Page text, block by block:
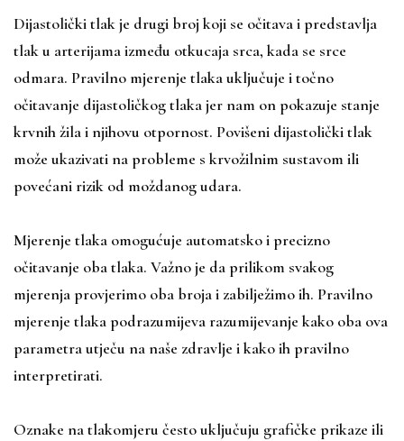
Dijastolički tlak je drugi broj koji se očitava i predstavlja
tlak u arterijama između otkucaja srca, kada se srce
odmara. Pravilno mjerenje tlaka uključuje i točno
očitavanje dijastoličkog tlaka jer nam on pokazuje stanje
krvnih žila i njihovu otpornost. Povišeni dijastolički tlak
može ukazivati na probleme s krvožilnim sustavom ili
povećani rizik od moždanog udara.
Mjerenje tlaka omogućuje automatsko i precizno
očitavanje oba tlaka. Važno je da prilikom svakog
mjerenja provjerimo oba broja i zabilježimo ih. Pravilno
mjerenje tlaka podrazumijeva razumijevanje kako oba ova
parametra utječu na naše zdravlje i kako ih pravilno
interpretirati.
Oznake na tlakomjeru često uključuju grafičke prikaze ili